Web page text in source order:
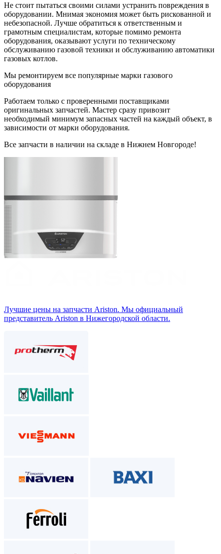
Не стоит пытаться своими силами устранить повреждения в
оборудовании. Мнимая экономия может быть рискованной и
небезопасной. Лучше обратиться к ответственным и
грамотным специалистам, которые помимо ремонта
оборудования, оказывают услуги по техническому
обслуживанию газовой техники и обслуживанию автоматики
газовых котлов.
Мы ремонтируем все популярные марки газового
оборудования
Работаем только с проверенными поставщиками
оригинальных запчастей. Мастер сразу привозит
необходимый минимум запасных частей на каждый объект, в
зависимости от марки оборудования.
Все запчасти в наличии на складе в Нижнем Новгороде!
Лучшие цены на запчасти Аriston. Мы официальный
представитель Ariston в Нижегородской области.